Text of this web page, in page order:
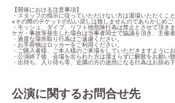
【開催における注意事項】
・スタッフの指示に従っていただけない方は退場いただくこと
※その際のチケットの払い戻しは致しませんのであらかじめご
・モッシュ、ダイブ、リフト他危険行為は禁止とさせて頂き
ケガ・事故等発生した場合は当事者同士で協議を頂き、主催
・過度な場所取り行為はご遠慮ください。
・お手荷物はロッカーをご利用ください。
・ご購入者様、ご本人様のご来場をしていただきますようにお
・公演終了後、会場を出られた方は溜まらずに解散をお願い
・出待ち、入り待ち等、近隣の方の迷惑になる行為はお辞め下
公演に関するお問合せ先